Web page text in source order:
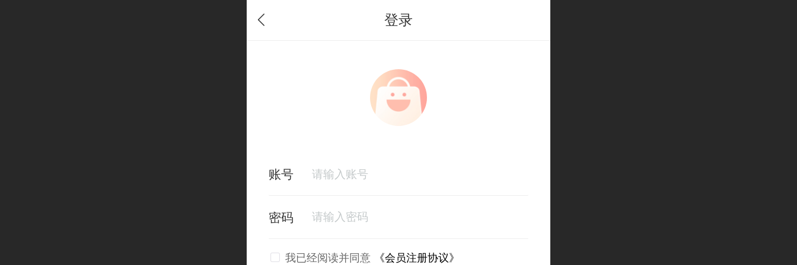
登录
我已经阅读并同意 《会员注册协议》